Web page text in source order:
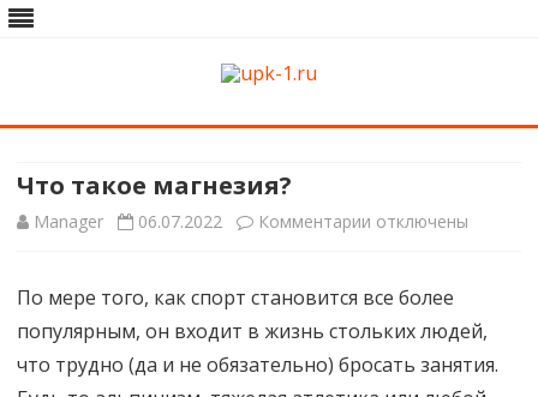
Skip
content
Что такое магнезия?
Manager 06.07.2022 Комментарии к
Что
такое
отключены
По мере того, как спорт становится все более
популярным, он входит в жизнь стольких людей,
что трудно (да и не обязательно) бросать занятия.